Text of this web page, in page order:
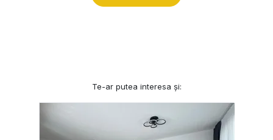
Te-ar putea interesa și: